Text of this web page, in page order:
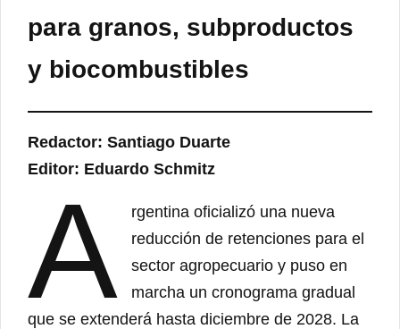
para granos, subproductos
y biocombustibles
Redactor: Santiago Duarte
Editor: Eduardo Schmitz
A
rgentina oficializó una nueva
reducción de retenciones para el
sector agropecuario y puso en
marcha un cronograma gradual
que se extenderá hasta diciembre de 2028. La